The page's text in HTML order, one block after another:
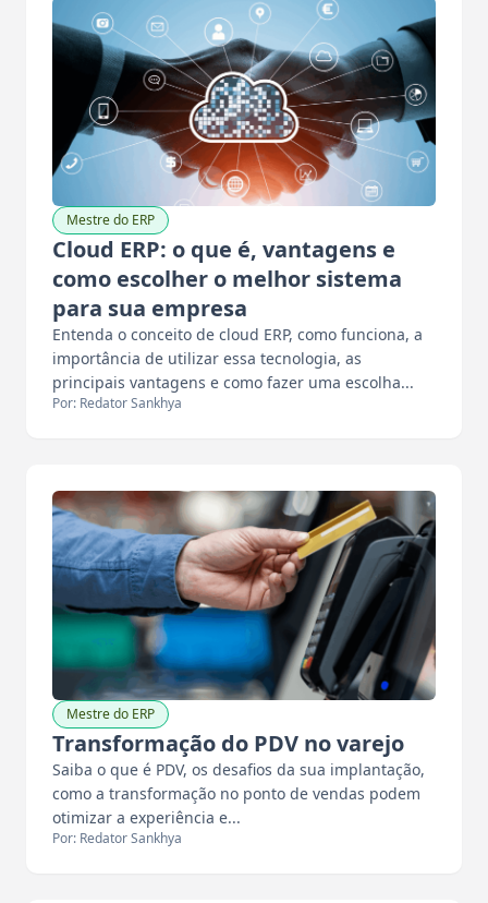
Mestre do ERP
Cloud ERP: o que é, vantagens e
como escolher o melhor sistema
para sua empresa
Entenda o conceito de cloud ERP, como funciona, a
importância de utilizar essa tecnologia, as
principais vantagens e como fazer uma escolha...
Por: Redator Sankhya
Mestre do ERP
Transformação do PDV no varejo
Saiba o que é PDV, os desafios da sua implantação,
como a transformação no ponto de vendas podem
otimizar a experiência e...
Por: Redator Sankhya